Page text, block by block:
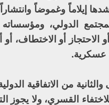
إيلاماً وغموضاً
الدولي،
أو الاحتجاز أو
عسكرية.
من الاتفاقية
القسري، ولا يجوز